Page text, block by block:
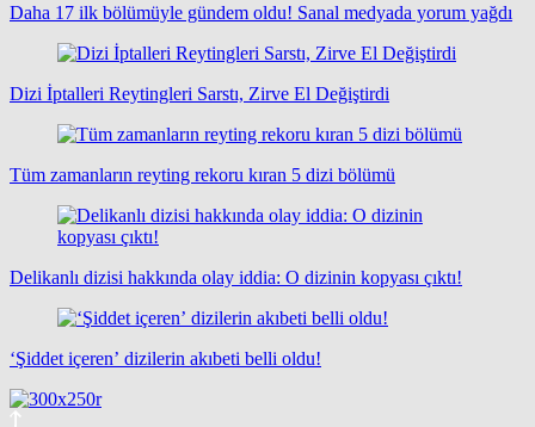
Daha 17 ilk bölümüyle gündem oldu! Sanal medyada yorum yağdı
Dizi İptalleri Reytingleri Sarstı, Zirve El Değiştirdi
Tüm zamanların reyting rekoru kıran 5 dizi bölümü
Delikanlı dizisi hakkında olay iddia: O dizinin kopyası çıktı!
‘Şiddet içeren’ dizilerin akıbeti belli oldu!